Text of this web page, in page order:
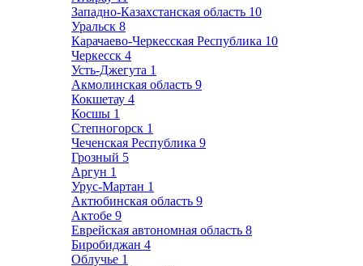
Западно-Казахстанская область 10
Уральск 8
Карачаево-Черкесская Республика 10
Черкесск 4
Усть-Джегута 1
Акмолинская область 9
Кокшетау 4
Косшы 1
Степногорск 1
Чеченская Республика 9
Грозный 5
Аргун 1
Урус-Мартан 1
Актюбинская область 9
Актобе 9
Еврейская автономная область 8
Биробиджан 4
Облучье 1